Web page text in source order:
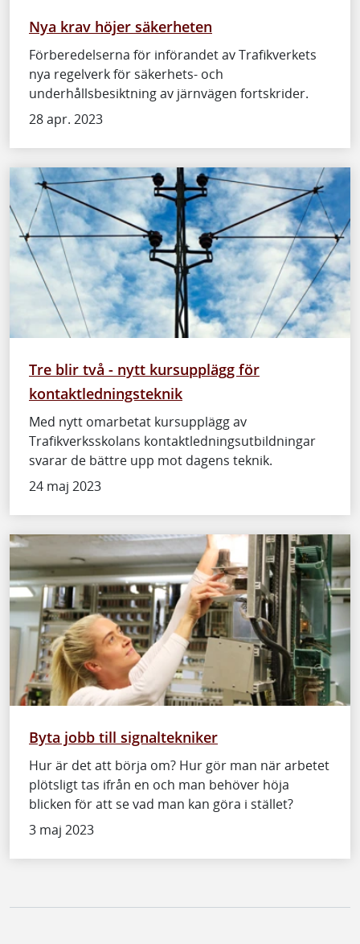
Nya krav höjer säkerheten
Förberedelserna för införandet av Trafikverkets
nya regelverk för säkerhets- och
underhållsbesiktning av järnvägen fortskrider.
28 apr. 2023
Tre blir två - nytt kursupplägg för
kontaktledningsteknik
Med nytt omarbetat kursupplägg av
Trafikverksskolans kontaktledningsutbildningar
svarar de bättre upp mot dagens teknik.
24 maj 2023
Byta jobb till signaltekniker
Hur är det att börja om? Hur gör man när arbetet
plötsligt tas ifrån en och man behöver höja
blicken för att se vad man kan göra i stället?
3 maj 2023